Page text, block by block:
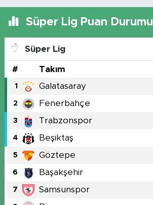
Süper Lig Puan Durumu
Süper Lig
# Takım
1 Galatasaray
2 Fenerbahçe
3 Trabzonspor
4 Beşiktaş
5 Göztepe
6 Başakşehir
7 Samsunspor